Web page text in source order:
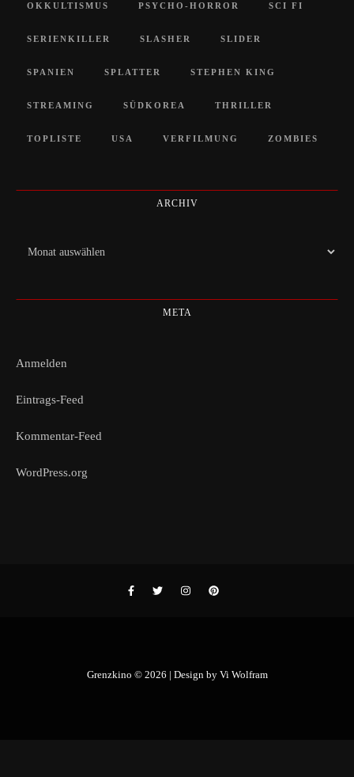
OKKULTISMUS PSYCHO-HORROR SCI FI
SERIENKILLER SLASHER SLIDER
SPANIEN SPLATTER STEPHEN KING
STREAMING SÜDKOREA THRILLER
TOPLISTE USA VERFILMUNG ZOMBIES
ARCHIV
Archiv
META
Anmelden
Eintrags-Feed
Kommentar-Feed
WordPress.org
Grenzkino © 2026 | Design by Vi Wolfram